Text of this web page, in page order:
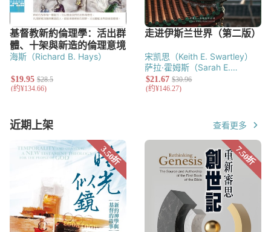
海斯（Richard B. Hays）
宋凯思（Keith E. Swartley）
萨拉·霍姆斯（Sarah E.
Holmes）
近期上架 查看更多